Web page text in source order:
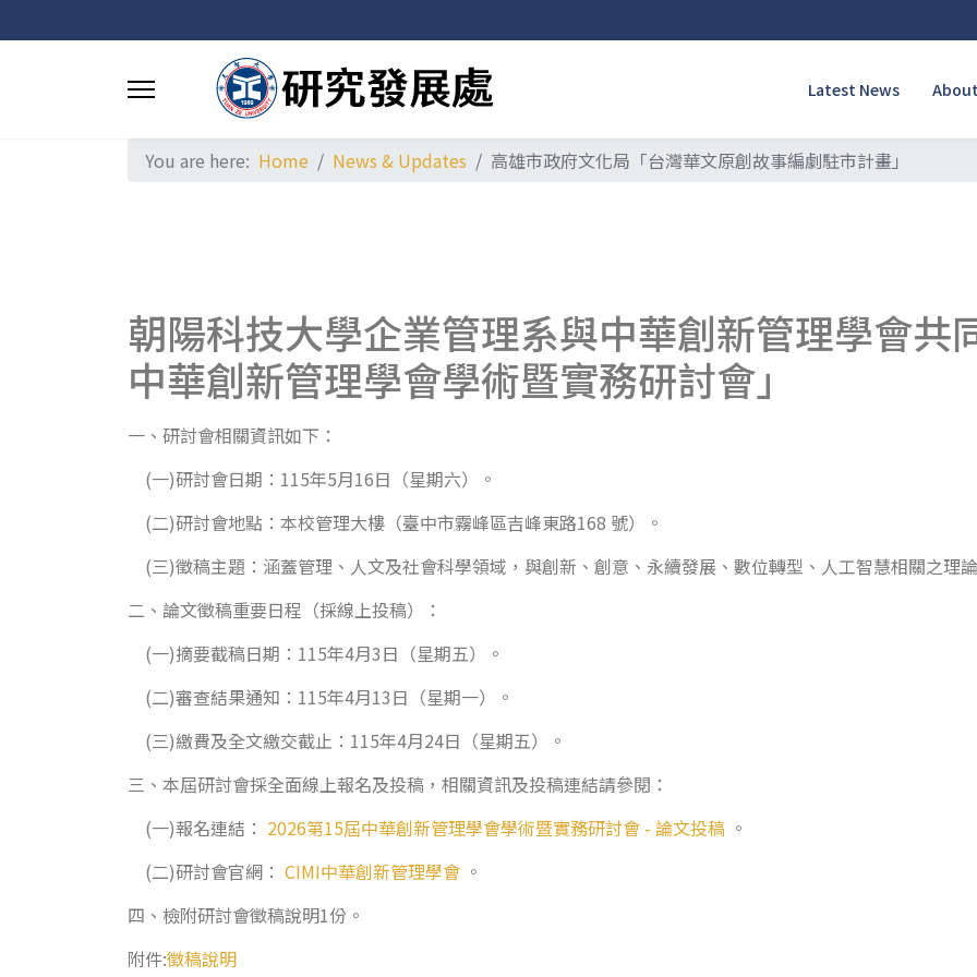
Latest News
You are here: Home News & Updates 高雄市政府文化局「台灣華文原創故事編劇駐市計畫」
朝陽科技大學企業管理系與中華創新管理學會共
中華創新管理學會學術暨實務研討會」
一、研討會相關資訊如下：
(一)研討會日期：115年5月16日（星期六）。
(二)研討會地點：本校管理大樓（臺中市霧峰區吉峰東路168 號）。
(三)徵稿主題：涵蓋管理、人文及社會科學領域，與創新、創意、永續發展、數位轉型、人工智慧相關之理
二、論文徵稿重要日程（採線上投稿）：
(一)摘要截稿日期：115年4月3日（星期五）。
(二)審查結果通知：115年4月13日（星期一）。
(三)繳費及全文繳交截止：115年4月24日（星期五）。
三、本屆研討會採全面線上報名及投稿，相關資訊及投稿連結請參閱：
(一)報名連結： 2026第15屆中華創新管理學會學術暨實務研討會 - 論文投稿 。
(二)研討會官網： CIMI中華創新管理學會 。
四、檢附研討會徵稿說明1份。
附件:徵稿說明